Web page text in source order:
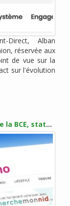
Direct, Alban
réservée aux
de vue sur la
sur l'évolution
Crédit immobilier : Avant la décision de la BCE, statu quo sur les taux en juin